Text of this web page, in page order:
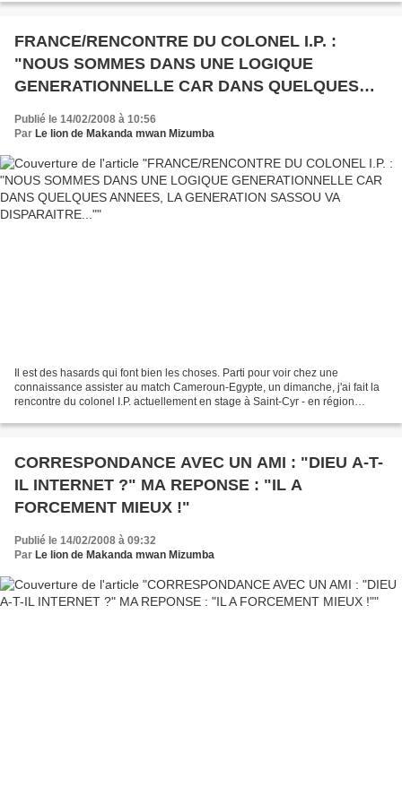
FRANCE/RENCONTRE DU COLONEL I.P. :
"NOUS SOMMES DANS UNE LOGIQUE
GENERATIONNELLE CAR DANS QUELQUES
DISPARAITRE..."
Publié le 14/02/2008 à 10:56
Par Le lion de Makanda mwan Mizumba
Il est des hasards qui font bien les choses. Parti pour voir chez une
connaissance assister au match Cameroun-Egypte, un dimanche, j'ai fait la
rencontre du colonel I.P. actuellement en stage à Saint-Cyr - en région
CORRESPONDANCE AVEC UN AMI : "DIEU A-T-
IL INTERNET ?" MA REPONSE : "IL A
FORCEMENT MIEUX !"
Publié le 14/02/2008 à 09:32
Par Le lion de Makanda mwan Mizumba